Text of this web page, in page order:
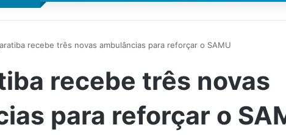
recebe três novas ambulâncias para reforçar o SAMU
recebe três novas
para reforçar o